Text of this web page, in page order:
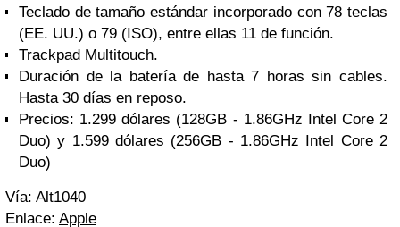
Teclado de tamaño estándar incorporado con 78 teclas
(EE. UU.) o 79 (ISO), entre ellas 11 de función.
Trackpad Multitouch.
Duración de la batería de hasta 7 horas sin cables.
Hasta 30 días en reposo.
Precios: 1.299 dólares (128GB - 1.86GHz Intel Core 2
Duo) y 1.599 dólares (256GB - 1.86GHz Intel Core 2
Duo)
Vía: Alt1040
Enlace: Apple